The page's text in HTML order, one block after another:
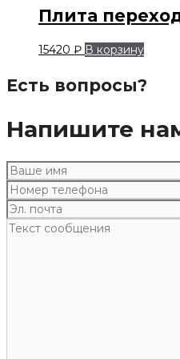
Плита
15420 ₽ В корзину
Есть вопросы?
Напишите